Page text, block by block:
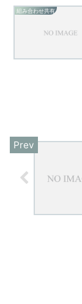
組み合わせ共有